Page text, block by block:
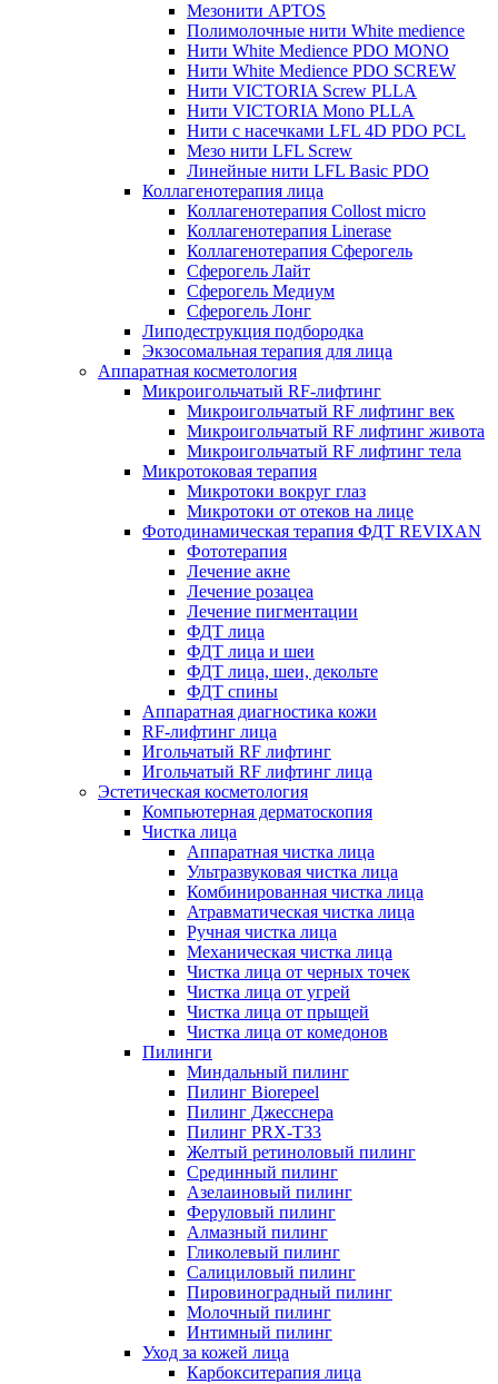
Мезонити APTOS
Полимолочные нити White medience
Нити White Medience PDO MONO
Нити White Medience PDO SCREW
Нити VICTORIA Screw PLLA
Нити VICTORIA Mono PLLA
Нити с насечками LFL 4D PDO PCL
Мезо нити LFL Screw
Линейные нити LFL Basic PDO
Коллагенотерапия лица
Коллагенотерапия Collost micro
Коллагенотерапия Linerase
Коллагенотерапия Сферогель
Сферогель Лайт
Сферогель Медиум
Сферогель Лонг
Липодеструкция подбородка
Экзосомальная терапия для лица
Аппаратная косметология
Микроигольчатый RF-лифтинг
Микроигольчатый RF лифтинг век
Микроигольчатый RF лифтинг живота
Микроигольчатый RF лифтинг тела
Микротоковая терапия
Микротоки вокруг глаз
Микротоки от отеков на лице
Фотодинамическая терапия ФДТ REVIXAN
Фототерапия
Лечение акне
Лечение розацеа
Лечение пигментации
ФДТ лица
ФДТ лица и шеи
ФДТ лица, шеи, декольте
ФДТ спины
Аппаратная диагностика кожи
RF-лифтинг лица
Игольчатый RF лифтинг
Игольчатый RF лифтинг лица
Эстетическая косметология
Компьютерная дерматоскопия
Чистка лица
Аппаратная чистка лица
Ультразвуковая чистка лица
Комбинированная чистка лица
Атравматическая чистка лица
Ручная чистка лица
Механическая чистка лица
Чистка лица от черных точек
Чистка лица от угрей
Чистка лица от прыщей
Чистка лица от комедонов
Пилинги
Миндальный пилинг
Пилинг Biorepeel
Пилинг Джесснера
Пилинг PRX-T33
Желтый ретиноловый пилинг
Срединный пилинг
Азелаиновый пилинг
Феруловый пилинг
Алмазный пилинг
Гликолевый пилинг
Салициловый пилинг
Пировиноградный пилинг
Молочный пилинг
Интимный пилинг
Уход за кожей лица
Карбокситерапия лица